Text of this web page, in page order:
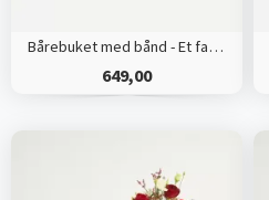
Bårebuket med bånd - Et farverigt farvel
649,00